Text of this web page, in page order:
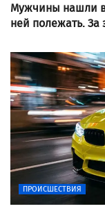
Мужчины нашли
ней полежать. За
ПРОИСШЕСТВИЯ